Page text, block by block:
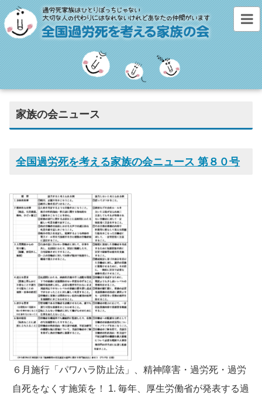
家族の会ニュース
全国過労死を考える家族の会ニュース 第８０号
６月施行「パワハラ防止法」、精神障害・過労死・過労
自死をなくす施策を！ 1. 毎年、厚生労働省が発表する過